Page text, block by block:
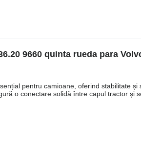
9660 quinta rueda para
pentru camioane, oferind stabilitate
o conectare solidă între capul tractor și